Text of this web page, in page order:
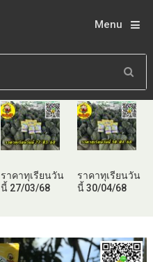
Menu
ราคาทุเรียนวัน
นี้ 27/03/68
ราคาทุเรียนวัน
นี้ 30/04/68